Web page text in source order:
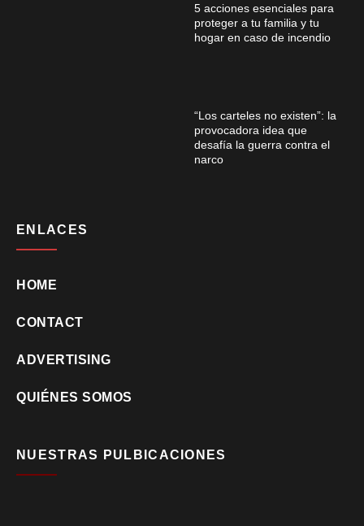
5 acciones esenciales para
proteger a tu familia y tu
hogar en caso de incendio
“Los carteles no existen”: la
provocadora idea que
desafía la guerra contra el
narco
ENLACES
HOME
CONTACT
ADVERTISING
QUIÉNES SOMOS
NUESTRAS PULBICACIONES